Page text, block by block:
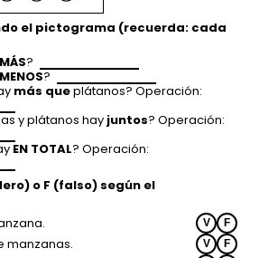
el pictograma (recuerda: cada
MÁS?
MENOS?
más queplátanos? Operación:
y plátanos hay juntos? Operación:
EN TOTAL? Operación:
o F (falso) según el
V F
manzanas. V F